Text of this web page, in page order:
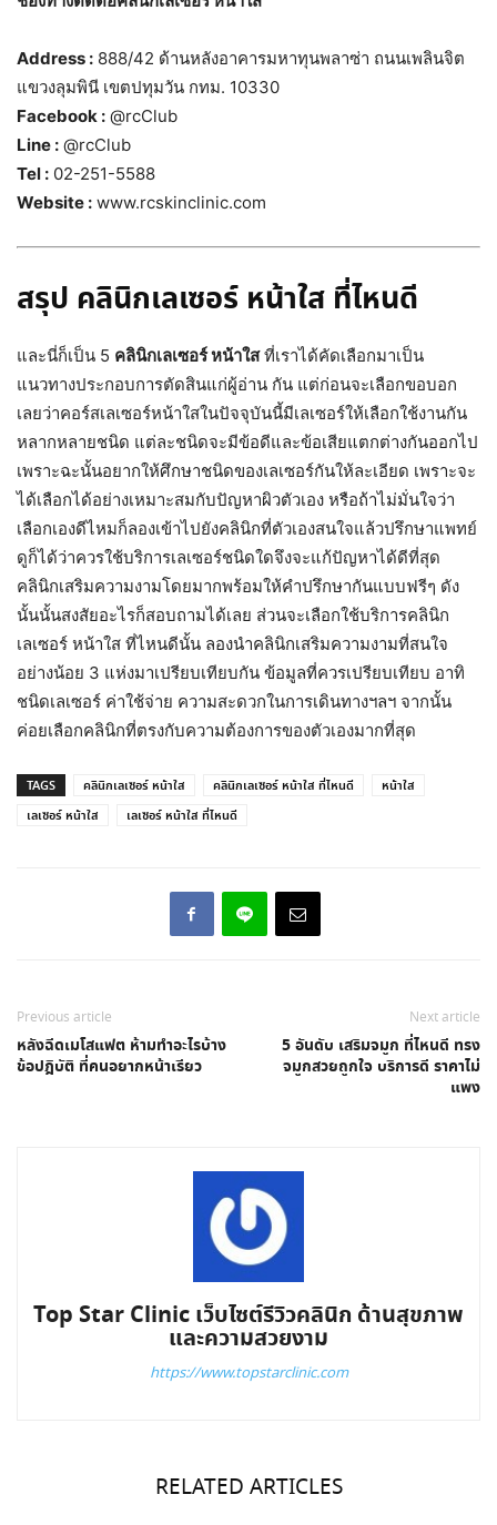
Address : 888/42 ด้านหลังอาคารมหาทุนพลาซ่า ถนนเพลินจิต
แขวงลุมพินี เขตปทุมวัน กทม. 10330
Facebook : @rcClub
Line : @rcClub
Tel : 02-251-5588
Website : www.rcskinclinic.com
สรุป คลินิกเลเซอร์ หน้าใส ที่ไหนดี
และนี่ก็เป็น 5 คลินิกเลเซอร์ หน้าใสที่เราได้คัดเลือกมาเป็น
แนวทางประกอบการตัดสินแก่ผู้อ่าน กัน แต่ก่อนจะเลือกขอบอก
เลยว่าคอร์สเลเซอร์หน้าใสในปัจจุบันนี้มีเลเซอร์ให้เลือกใช้งานกัน
หลากหลายชนิด แต่ละชนิดจะมีข้อดีและข้อเสียแตกต่างกันออกไป
เพราะฉะนั้นอยากให้ศึกษาชนิดของเลเซอร์กันให้ละเอียด เพราะจะ
ได้เลือกได้อย่างเหมาะสมกับปัญหาผิวตัวเอง หรือถ้าไม่มั่นใจว่า
เลือกเองดีไหมก็ลองเข้าไปยังคลินิกที่ตัวเองสนใจแล้วปรึกษาแพทย์
ดูก็ได้ว่าควรใช้บริการเลเซอร์ชนิดใดจึงจะแก้ปัญหาได้ดีที่สุด
คลินิกเสริมความงามโดยมากพร้อมให้คำปรึกษากันแบบฟรีๆ ดัง
นั้นนั้นสงสัยอะไรก็สอบถามได้เลย ส่วนจะเลือกใช้บริการคลินิก
เลเซอร์ หน้าใส ที่ไหนดีนั้น ลองนำคลินิกเสริมความงามที่สนใจ
อย่างน้อย 3 แห่งมาเปรียบเทียบกัน ข้อมูลที่ควรเปรียบเทียบ อาทิ
ชนิดเลเซอร์ ค่าใช้จ่าย ความสะดวกในการเดินทางฯลฯ จากนั้น
ค่อยเลือกคลินิกที่ตรงกับความต้องการของตัวเองมากที่สุด
TAGS คลินิกเลเซอร์ หน้าใส คลินิกเลเซอร์ หน้าใส ที่ไหนดี
หน้าใส
เลเซอร์ หน้าใส
เลเซอร์ หน้าใส ที่ไหนดี
Previous article
หลังฉีดเมโสแฟต ห้ามทำอะไรบ้าง
ข้อปฎิบัติ ที่คนอยากหน้าเรียว
Next article
5 อันดับ เสริมจมูก ที่ไหนดี ทรง
จมูกสวยถูกใจ บริการดี ราคาไม่
แพง
Top Star Clinic เว็บไซต์รีวิวคลินิก ด้านสุขภาพ
และความสวยงาม
https://www.topstarclinic.com
RELATED ARTICLES